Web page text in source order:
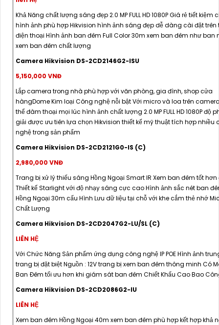
Khả Năng chất lượng sáng đẹp 2.0 MP FULL HD 1080P Giá rẻ tiết kiệm
hình ảnh phù hợp Hikvision hình ảnh sáng đẹp dễ dàng cài đặt trên
điện thoại Hình ảnh ban đêm Full Color 30m xem ban đêm như ban
xem ban đêm chất lượng
Camera Hikvision DS-2CD2146G2-ISU
5,150,000 VNĐ
Lắp camera trong nhà phù hợp với văn phòng, gia đình, shop cửa
hàngDome Kim loại Công nghệ nỗi bật Với micro và loa trên
thể đàm thoại mọi lúc hình ảnh chất lượng 2.0 MP FULL HD 1080P độ
giải được ưu tiên lựa chọn Hikvision thiết kế mỹ thuật tích hợp nhiều
nghệ trong sản phẩm
Camera Hikvision DS-2CD2121G0-IS (C)
2,980,000 VNĐ
Trang bị xử lý thiếu sáng Hồng Ngoại Smart IR Xem ban đêm tốt
Thiết kế Starlight với độ nhạy sáng cực cao Hình ảnh sắc nét ban
Hồng Ngoại 30m cấu Hình Lưu dữ liệu tại chỗ với khe cắm thẻ nhớ
Chất Lượng
Camera Hikvision DS-2CD2047G2-LU/SL (C)
LIÊN HỆ
Với Chức Năng Sản phẩm ứng dụng công nghệ IP POE Hình ảnh
trang bị đặt biệt Nguồn : 12V trang bị xem ban đêm thông minh Có
Ban Ðêm tối ưu hơn khi giám sát ban đêm Chiết Khấu Cao Bao
Camera Hikvision DS-2CD2086G2-IU
LIÊN HỆ
Xem ban đêm Hồng Ngoại 40m xem ban đêm phù hợp kết hợp khả